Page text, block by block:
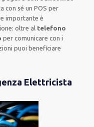
con séun POSper
importante è
oltre al telefono
per comunicare con i
puoi beneficiare
Elettricista